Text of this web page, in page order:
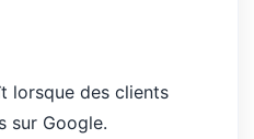
lorsque des clients
sur Google.